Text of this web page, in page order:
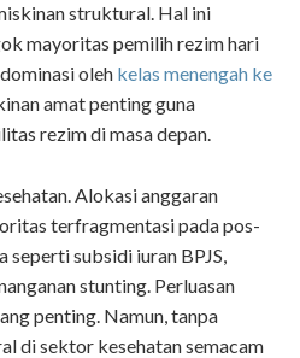
struktural. Hal ini
mayoritas pemilih rezim hari
oleh kelas menengah ke
amat penting guna
rezim di masa depan.
Alokasi anggaran
terfragmentasi pada pos-
subsidi iuran BPJS,
stunting. Perluasan
penting. Namun, tanpa
di sektor kesehatan semacam